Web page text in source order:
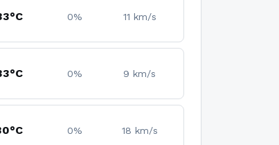
0% 11 km/s
0% 9 km/s
0% 18 km/s